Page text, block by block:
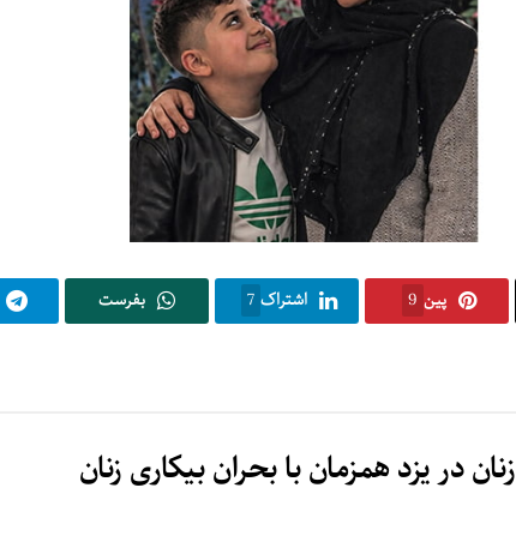
پین 9 اشتراک 7 بفرست
در یزد همزمان با بحران بیکاری زنان